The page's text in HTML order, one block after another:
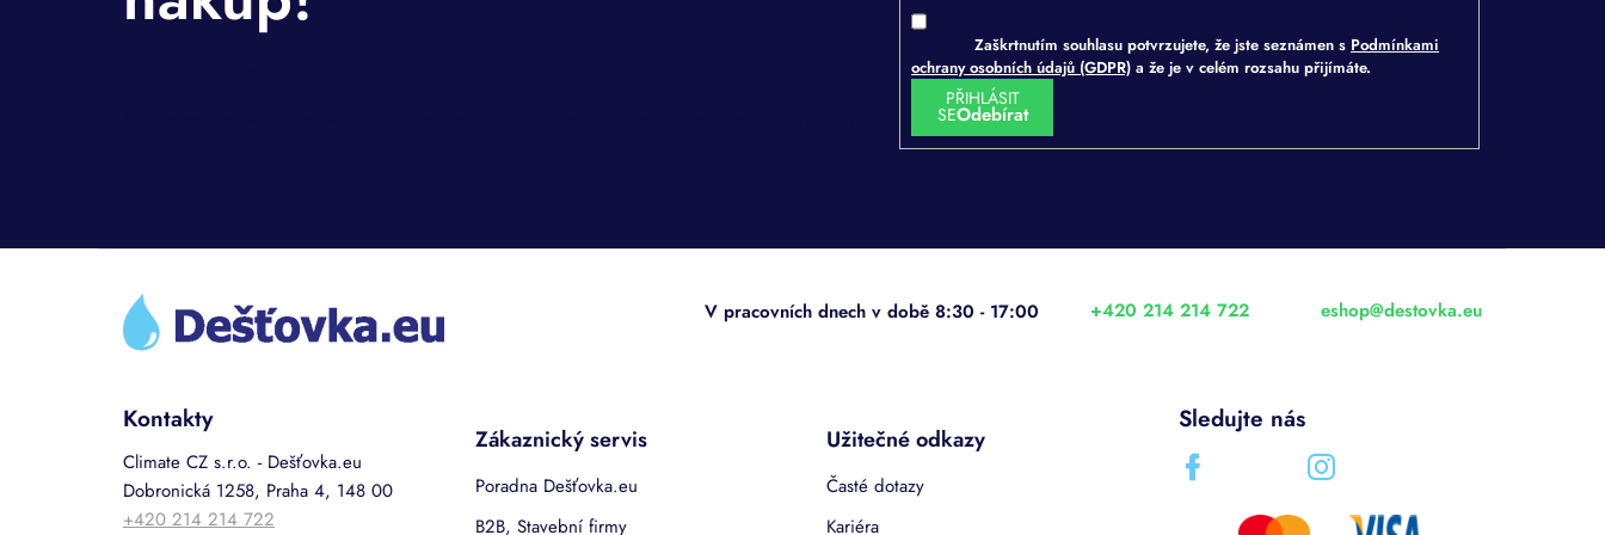
Zaškrtnutím souhlasu potvrzujete, že jste seznámen s Podmínkami
ochrany osobních údajů (GDPR) a že je v celém rozsahu přijímáte.
PŘIHLÁSIT
SE
Z
eshop@destovka.eu
+420 214 214 722
Kontakty
Climate CZ s.r.o. - Dešťovka.eu
Dobronická 1258, Praha 4, 148 00
+420 214 214 722
Zákaznický servis
Poradna Dešťovka.eu
B2B, Stavební firmy
Užitečné odkazy
Časté dotazy
Kariéra
Sledujte nás